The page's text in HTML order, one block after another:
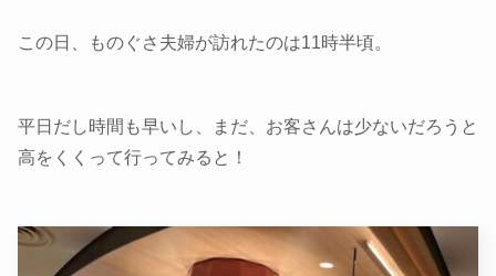
この日、ものぐさ夫婦が訪れたのは11時半頃。
平日だし時間も早いし、まだ、お客さんは少ないだろうと
高をくくって行ってみると！